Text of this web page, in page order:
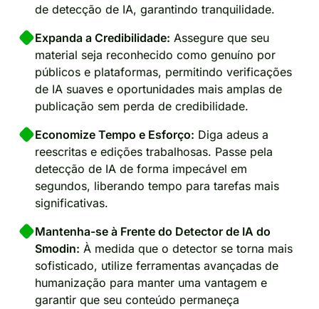
de detecção de IA, garantindo tranquilidade.
Expanda a Credibilidade: Assegure que seu
material seja reconhecido como genuíno por
públicos e plataformas, permitindo verificações
de IA suaves e oportunidades mais amplas de
publicação sem perda de credibilidade.
Economize Tempo e Esforço: Diga adeus a
reescritas e edições trabalhosas. Passe pela
detecção de IA de forma impecável em
segundos, liberando tempo para tarefas mais
significativas.
Mantenha-se à Frente do Detector de IA do
Smodin: À medida que o detector se torna mais
sofisticado, utilize ferramentas avançadas de
humanização para manter uma vantagem e
garantir que seu conteúdo permaneça